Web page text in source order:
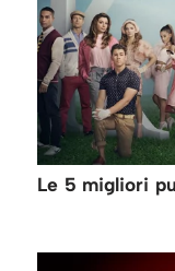
Le 5 migliori